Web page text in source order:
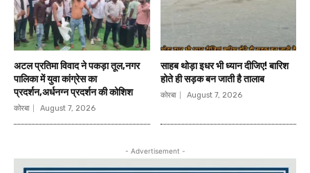
अटल प्रतिमा विवाद ने पकड़ा तूल,नगर
पालिका में युवा कांग्रेस का
प्रदर्शन,अर्धनग्न प्रदर्शन की कोशिश
कोरबा August 7, 2026
साहब थोड़ा इधर भी ध्यान दीजिए! बारिश
होते ही सड़क बन जाती है तालाब
कोरबा August 7, 2026
- Advertisement -